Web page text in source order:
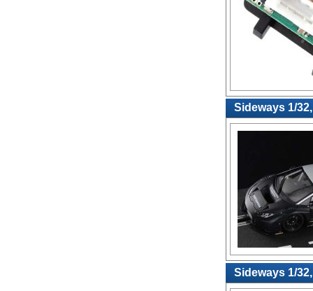
Sideways 1/
Sideways 1/